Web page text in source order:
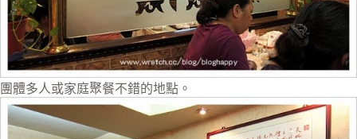
團體多人或家庭聚餐不錯的地點。